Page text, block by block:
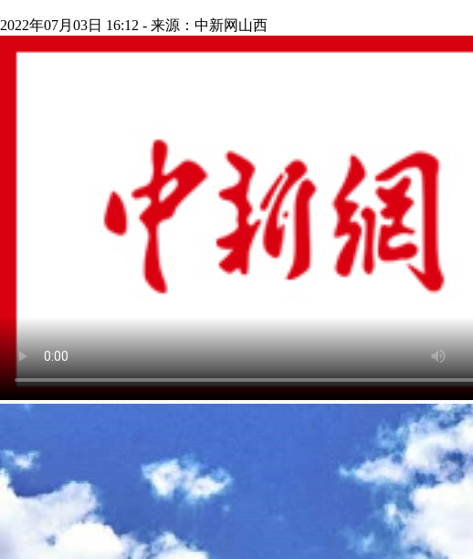
2022年07月03日 16:12 - 来源：中新网山西